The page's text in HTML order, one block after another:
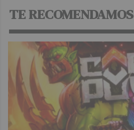
TE RECOMENDAMOS